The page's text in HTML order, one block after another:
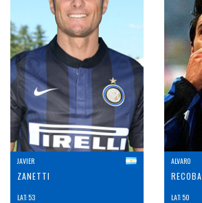
JAVIER
ZANETTI
LAT: 53
ALVARO
RECOBA
LAT: 50